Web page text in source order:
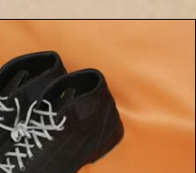
aus Messing
| Allerlei